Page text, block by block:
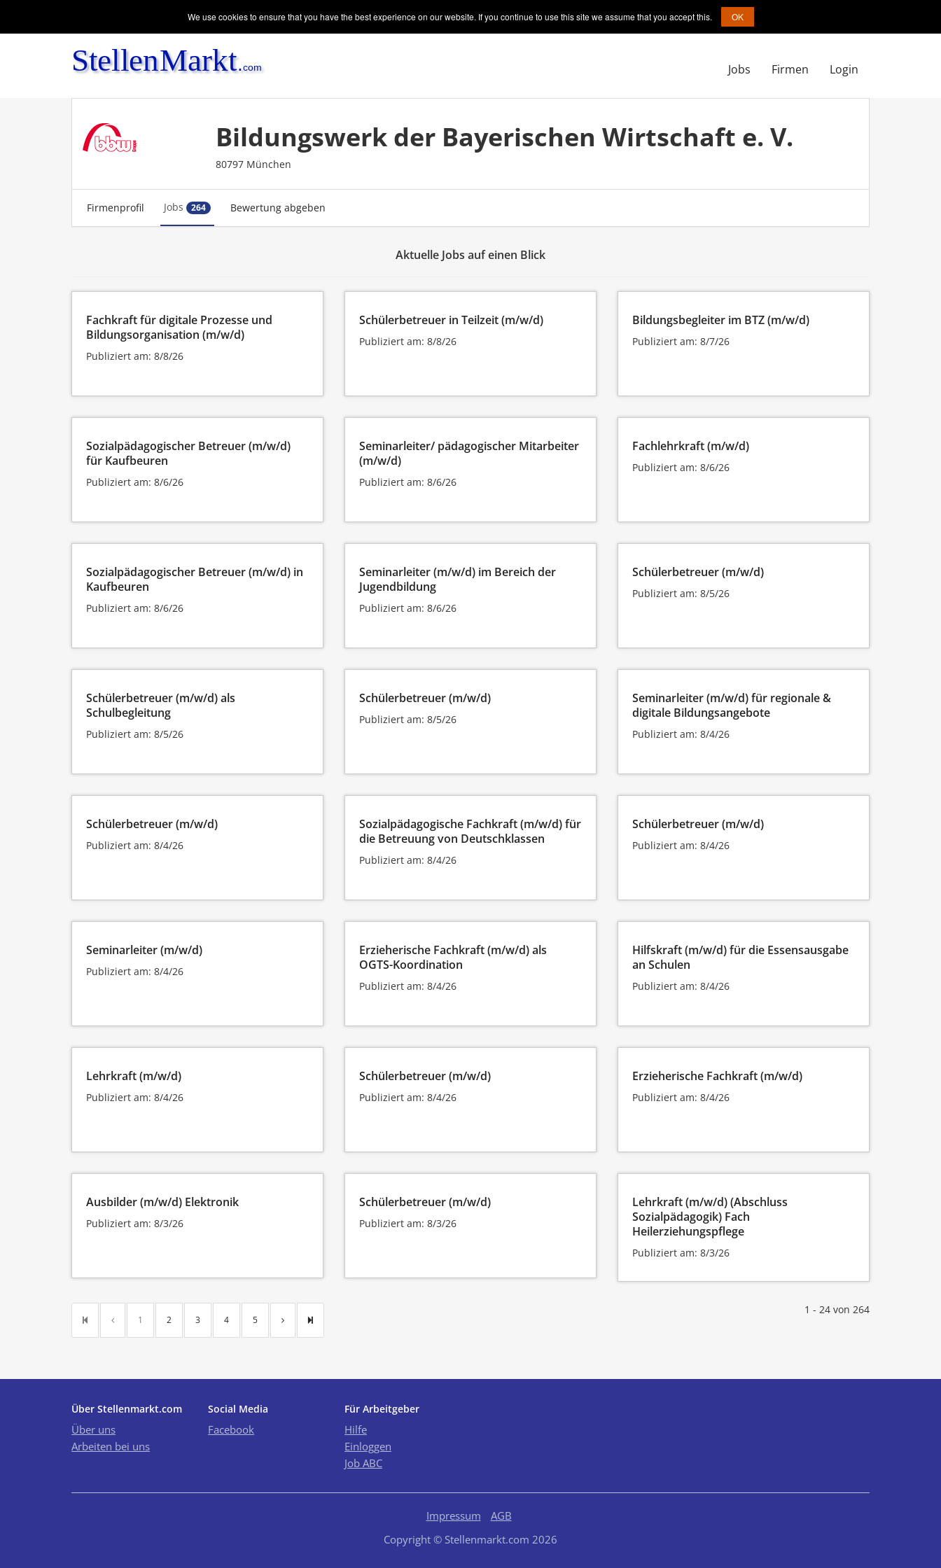
Login
Jobs Firmen
Bildungswerk der Bayerischen Wirtschaft e. V.
80797 München
Firmenprofil Jobs 264 Bewertung abgeben
Aktuelle Jobs auf einen Blick
Fachkraft für digitale Prozesse und
Bildungsorganisation (m/w/d)
Publiziert am: 8/8/26
Schülerbetreuer in Teilzeit (m/w/d)
Publiziert am: 8/8/26
Bildungsbegleiter im BTZ (m/w/d)
Publiziert am: 8/7/26
Sozialpädagogischer Betreuer (m/w/d)
für Kaufbeuren
Publiziert am: 8/6/26
Seminarleiter/ pädagogischer Mitarbeiter
(m/w/d)
Publiziert am: 8/6/26
Fachlehrkraft (m/w/d)
Publiziert am: 8/6/26
Sozialpädagogischer Betreuer (m/w/d) in
Kaufbeuren
Publiziert am: 8/6/26
Seminarleiter (m/w/d) im Bereich der
Jugendbildung
Publiziert am: 8/6/26
Schülerbetreuer (m/w/d)
Publiziert am: 8/5/26
Schülerbetreuer (m/w/d) als
Schulbegleitung
Publiziert am: 8/5/26
Schülerbetreuer (m/w/d)
Publiziert am: 8/5/26
Seminarleiter (m/w/d) für regionale &
digitale Bildungsangebote
Publiziert am: 8/4/26
Schülerbetreuer (m/w/d)
Publiziert am: 8/4/26
Sozialpädagogische Fachkraft (m/w/d) für
die Betreuung von Deutschklassen
Publiziert am: 8/4/26
Schülerbetreuer (m/w/d)
Publiziert am: 8/4/26
Seminarleiter (m/w/d)
Publiziert am: 8/4/26
Erzieherische Fachkraft (m/w/d) als
OGTS-Koordination
Publiziert am: 8/4/26
Hilfskraft (m/w/d) für die Essensausgabe
an Schulen
Publiziert am: 8/4/26
Lehrkraft (m/w/d)
Publiziert am: 8/4/26
Schülerbetreuer (m/w/d)
Publiziert am: 8/4/26
Erzieherische Fachkraft (m/w/d)
Publiziert am: 8/4/26
Ausbilder (m/w/d) Elektronik
Publiziert am: 8/3/26
Schülerbetreuer (m/w/d)
Publiziert am: 8/3/26
Lehrkraft (m/w/d) (Abschluss
Sozialpädagogik) Fach
Heilerziehungspflege
Publiziert am: 8/3/26
1 2 3 4 5
1 - 24 von 264
Über Stellenmarkt.com
Über uns
Arbeiten bei uns
Social Media
Facebook
Für Arbeitgeber
Hilfe
Einloggen
Job ABC
Impressum
AGB
Copyright © Stellenmarkt.com 2026
We use cookies to ensure that you have the best experience on our website. If you continue to use this site we assume that you accept this. OK